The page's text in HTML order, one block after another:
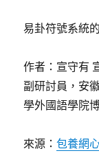
易卦符號系統
作者：宣守有
副研討員，安
學外國語學院博
來源：包養網